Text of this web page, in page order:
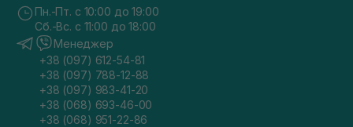
Пн.-Пт. с 10:00 до 19:00
Сб.-Вс. с 11:00 до 18:00
Менеджер
+38 (097) 612-54-81
+38 (097) 788-12-88
+38 (097) 983-41-20
+38 (068) 693-46-00
+38 (068) 951-22-86